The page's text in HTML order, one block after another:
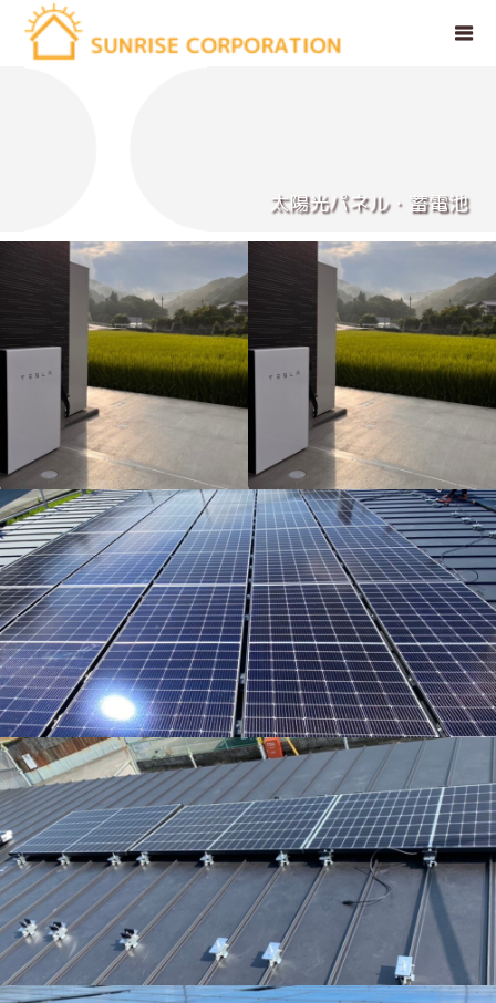
太陽光パネル・蓄電池
TESLA【蓄電池】
【蓄電池】テスラパワー
ウォール施工事例
太陽光発電パネル設置事例②（徳島県佐那河内村）